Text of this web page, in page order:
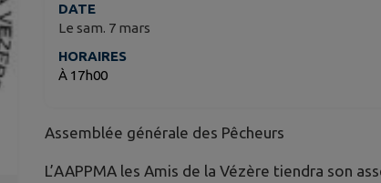
DATE
Le sam. 7 mars
HORAIRES
À 17h00
Assemblée générale des Pêcheurs
L’AAPPMA les Amis de la Vézère tiendra son